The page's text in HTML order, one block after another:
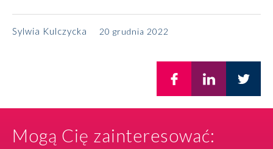
Sylwia Kulczycka 20 grudnia 2022
Mogą Cię zainteresować: